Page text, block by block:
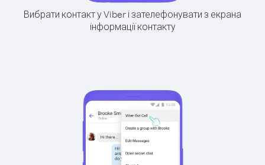
Вибрати контакт у Viber і зателефонувати з екрана
інформації контакту